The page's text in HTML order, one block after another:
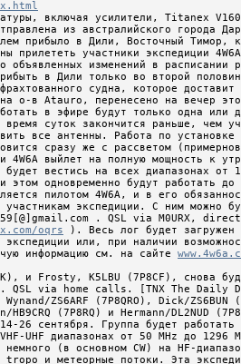
включая усилители, Titanex
из австралийского города
прибыло в Дили, Восточный Тимор,
прилететь участники экспедиции
объявленных изменений в расписании
в Дили только во второй
судна, которое доставит
на о-в Atauro, перенесено на вечер
в эфире будут только одна или
суток закончится раньше, чем
все антенны. Работа по установке
сразу же с рассветом
4W6A выйлет на полную мощность к
будет вестись на всех диапазонах от
этом одновременно будут работать
пилотом 4W6A, и в его
участникам экспедиции. С ним можно
. QSL via M0URX,
oqrs ). Весь лог будет загружен
экспедиции или, при наличии
информацию см. на сайте
и Frosty, K5LBU (7P8CF), снова
QSL via home calls. [TNX The Daily
ZS6ARF (7P8QRO), Dick/ZS6BUN
(7P8RQ) и Hermann/DL2NUD
26 сентября. Группа будет работать
UHF диапазонах от 50 MHz до 1296
(в основном CW) на HF-
и метеорные потоки. Эта